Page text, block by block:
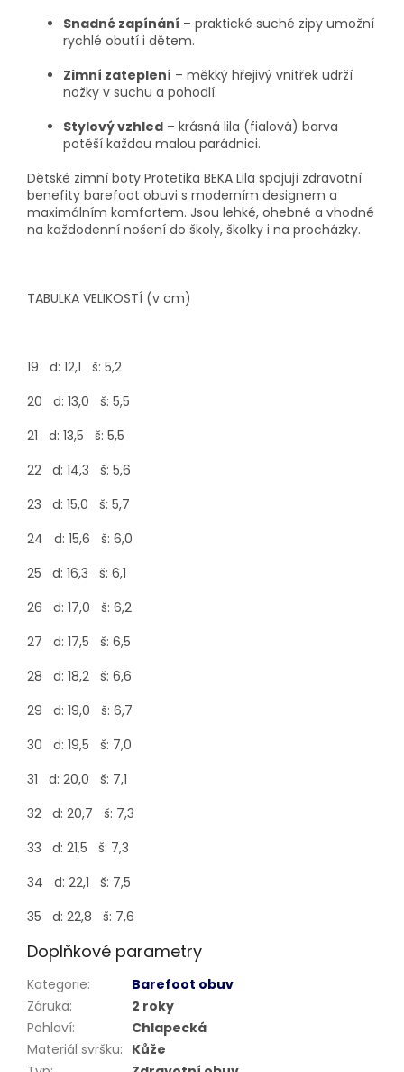
Snadné zapínání – praktické suché zipy umožní
rychlé obutí i dětem.
Zimní zateplení – měkký hřejivý vnitřek udrží
nožky v suchu a pohodlí.
Stylový vzhled – krásná lila (fialová) barva
potěší každou malou parádnici.
Dětské zimní boty Protetika BEKA Lila spojují zdravotní
benefity barefoot obuvi s moderním designem a
maximálním komfortem. Jsou lehké, ohebné a vhodné
na každodenní nošení do školy, školky i na procházky.
TABULKA VELIKOSTÍ (v cm)
19 d: 12,1 š: 5,2
20 d: 13,0 š: 5,5
21 d: 13,5 š: 5,5
22 d: 14,3 š: 5,6
23 d: 15,0 š: 5,7
24 d: 15,6 š: 6,0
25 d: 16,3 š: 6,1
26 d: 17,0 š: 6,2
27 d: 17,5 š: 6,5
28 d: 18,2 š: 6,6
29 d: 19,0 š: 6,7
30 d: 19,5 š: 7,0
31 d: 20,0 š: 7,1
32 d: 20,7 š: 7,3
33 d: 21,5 š: 7,3
34 d: 22,1 š: 7,5
35 d: 22,8 š: 7,6
Doplňkové parametry
Kategorie:
Barefoot obuv
Záruka:
2 roky
Pohlaví:
Chlapecká
Materiál svršku: Kůže